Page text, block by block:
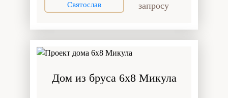
запросу
Дом из бруса 6x8 Микула